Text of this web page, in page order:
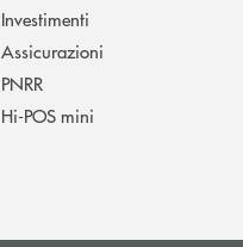
Investimenti
Assicurazioni
PNRR
Hi-POS mini